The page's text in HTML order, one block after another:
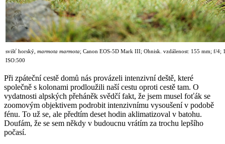
svišť horský, marmota marmota; Canon EOS-5D Mark III; Ohnisk. vzdálenost: 155 mm; f/4;
ISO:500
Při zpáteční cestě domů nás provázeli intenzivní deště, které
společně s kolonami prodloužili naší cestu oproti cestě tam. O
vydatnosti alpských přeháněk svědčí fakt, že jsem musel foťák se
zoomovým objektivem podrobit intenzivnímu vysoušení v podobě
fénu. To už se, ale předtím deset hodin aklimatizoval v batohu.
Doufám, že se sem někdy v budoucnu vrátím za trochu lepšího
počasí.